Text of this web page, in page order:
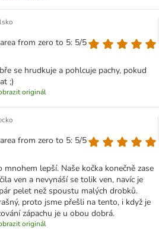
from zero to 5: 5/5
se hrudkuje a pohlcuje pachy, pokud
;)
originál
from zero to 5: 5/5
lepší. Naše kočka konečně zase
ven a nevynáší se tolik ven, navíc je
pelet než spoustu malých drobků.
proto jsme přešli na tento, i když je
zápachu je u obou dobrá.
originál